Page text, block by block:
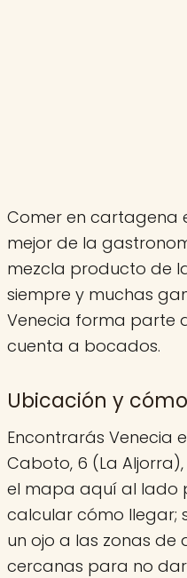
Comer en cartagena
mejor de la
mezcla producto de
siempre y muchas
Venecia forma parte
cuenta a bocados.
Ubicación y
Encontrarás Venecia
Caboto, 6 (La
el mapa aquí al lado
calcular cómo llegar;
un ojo a las zonas
cercanas para no